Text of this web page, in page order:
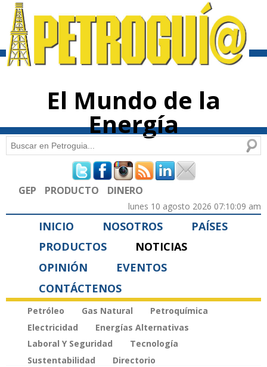
contenido
El Mundo de la
Energía
Formulario de búsqueda
Buscar
GEP PRODUCTO DINERO
lunes 10 agosto 2026 07:10:09 am
INICIO NOSOTROS
PAÍSES
PRODUCTOS
NOTICIAS
OPINIÓN
EVENTOS
CONTÁCTENOS
Petróleo Gas Natural
Petroquímica
Electricidad
Energías Alternativas
Laboral Y Seguridad
Tecnología
Sustentabilidad
Directorio